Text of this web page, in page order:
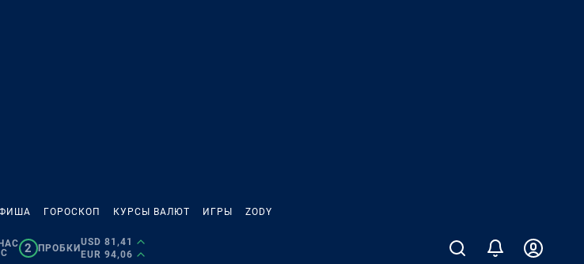
ГОРОСКОП КУРСЫ ВАЛЮТ ИГРЫ ZODY
2 ПРОБКИ
USD 81,41
EUR 94,06